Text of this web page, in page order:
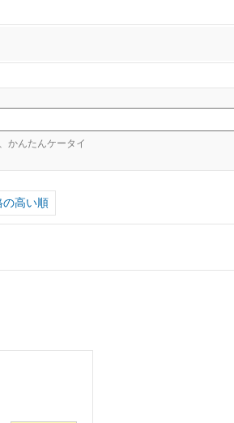
かんたんケータイ
の高い順